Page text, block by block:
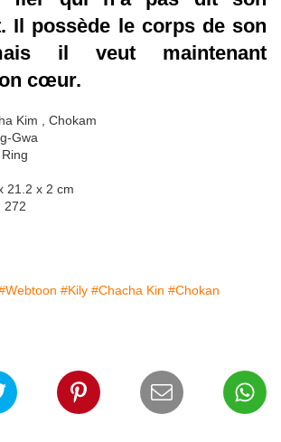
Il possède le corps de son
il veut maintenant
cœur.
Kim , Chokam
Gwa
21.2 x 2 cm
272
#Kily #Chacha Kin #Chokan